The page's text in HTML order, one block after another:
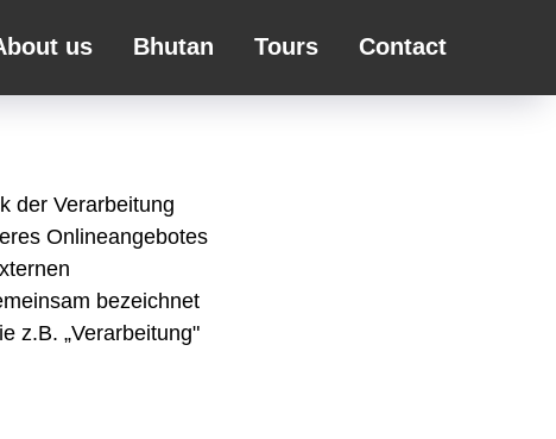
us Bhutan Tours Contact
der Verarbeitung
Onlineangebotes
bezeichnet
z.B. „Verarbeitung"